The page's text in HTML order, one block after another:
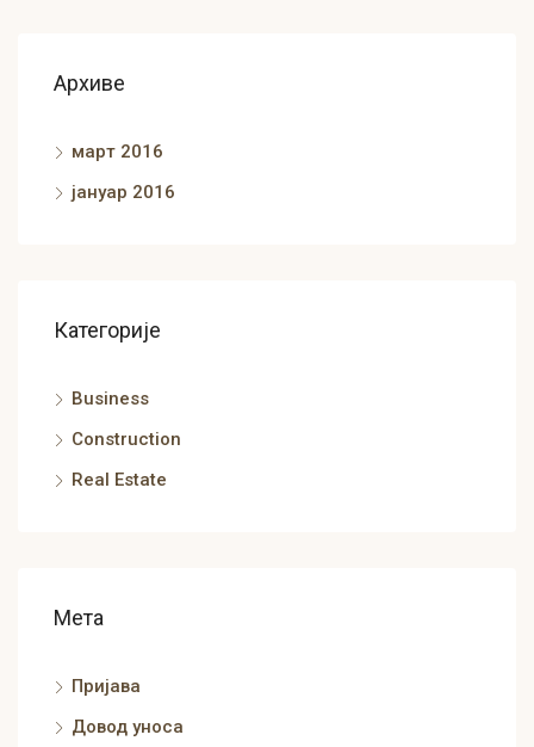
Архиве
март 2016
јануар 2016
Категорије
Business
Construction
Real Estate
Мета
Пријава
Довод уноса